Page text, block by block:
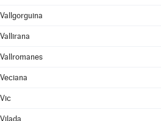
Vallgorguina
Vallirana
Vallromanes
Veciana
Vic
Vilada